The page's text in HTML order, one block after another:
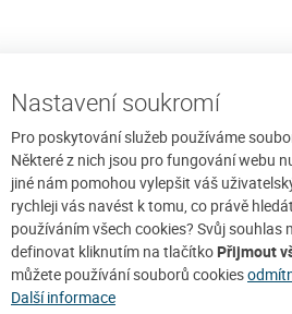
Nastavení soukromí
Pro poskytování služeb používáme
Některé z nich jsou pro fungování webu
jiné nám pomohou vylepšit váš
rychleji vás navést k tomu, co právě
používáním všech cookies? Svůj souhlas
definovat kliknutím na tlačítko Přijmout
můžete používání souborů cookies
Další informace
Kristovy ztrýzněné tváře
smrti
sňato z kříže
Kristovo tělo
legendu, podle níž
na Adamovu lebku